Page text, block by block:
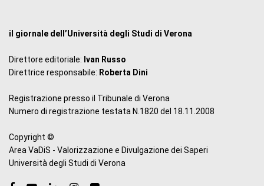
il giornale dell’Università degli Studi di Verona
Direttore editoriale: Ivan Russo
Direttrice responsabile: Roberta Dini
Registrazione presso il Tribunale di Verona
Numero di registrazione testata N.1820 del 18.11.2008
Copyright ©
Area VaDiS - Valorizzazione e Divulgazione dei Saperi
Università degli Studi di Verona